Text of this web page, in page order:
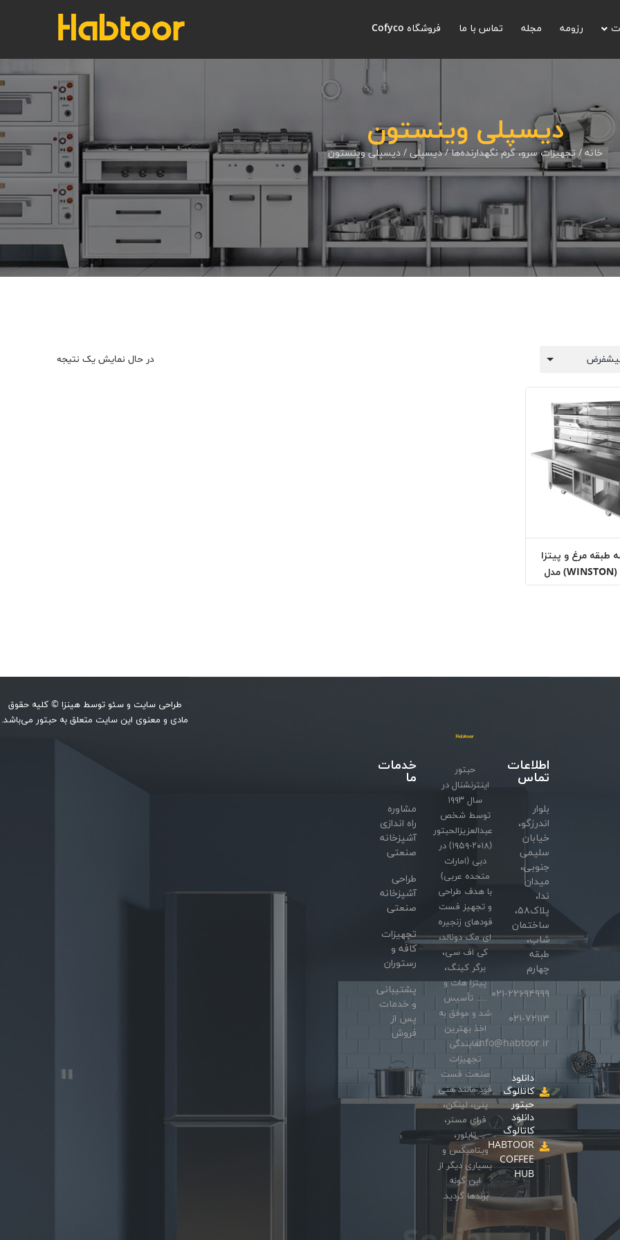
رزومه مجله تماس با ما فروشگاه Cofyco
دیسپلی وینستون
خانه / تجهیزات سرو، گرم نگهدارنده‌ها/دیسپلی / دیسپلی وینستون
در حال نمایش یک نتیجه
طبقه مرغ و پیتزا
وینستون (WINSTON) مدل
F97-044
اطلاعات
تماس
بلوار
اندرزگو،
خیابان
سلیمی
جنوبی،
میدان
ندا،
پلاک۵۸،
ساختمان
شاب،
طبقه
چهارم
۰۲۱-۲۲۶۹۴۹۹۹
۰۲۱-۷۲۱۱۳
info@habtoor.ir
دانلود
کاتالوگ
حبتور
دانلود
کاتالوگ
HABTOOR
COFFEE
HUB
حبتور
اینترنشنال در
سال ۱۹۹۳
توسط شخص
عبدالعزیزالحبتور
(۲۰۱۸-۱۹۵۹) در
دبی (امارات
متحده عربی)
با هدف طراحی
و تجهیز فست
فودهای زنجیره
ای مک دونالد،
کی اف سی،
برگر کینگ،
پیتزا هات و
….. تأسیس
شد و موفق به
اخذ بهترین
نمایندگی
تجهیزات
صنعت فست
فود مانند هنی
پنی، لینکن،
فرای مستر،
تایلور،
ویتامیکس و
بسیاری دیگر از
این گونه
برندها گردید.
خدمات
ما
مشاوره
راه اندازی
آشپزخانه
صنعتی
طراحی
آشپزخانه
صنعتی
تجهیزات
کافه و
رستوران
پشتیبانی
و خدمات
پس از
فروش
طراحی سایت وسئو توسطهینزا © کلیه حقوق
مادی و معنوی این سایت متعلق به حبتور می‌باشد.